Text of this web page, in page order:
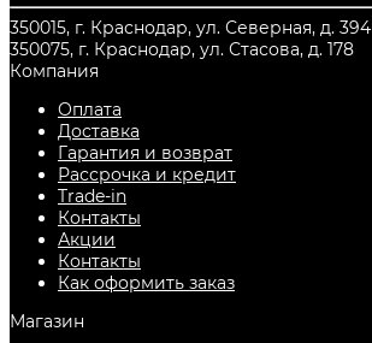
350015, г. Краснодар, ул. Северная, д. 394
350075, г. Краснодар, ул. Стасова, д. 178
Компания
Оплата
Доставка
Гарантия и возврат
Рассрочка и кредит
Trade-in
Контакты
Акции
Контакты
Как оформить заказ
Магазин